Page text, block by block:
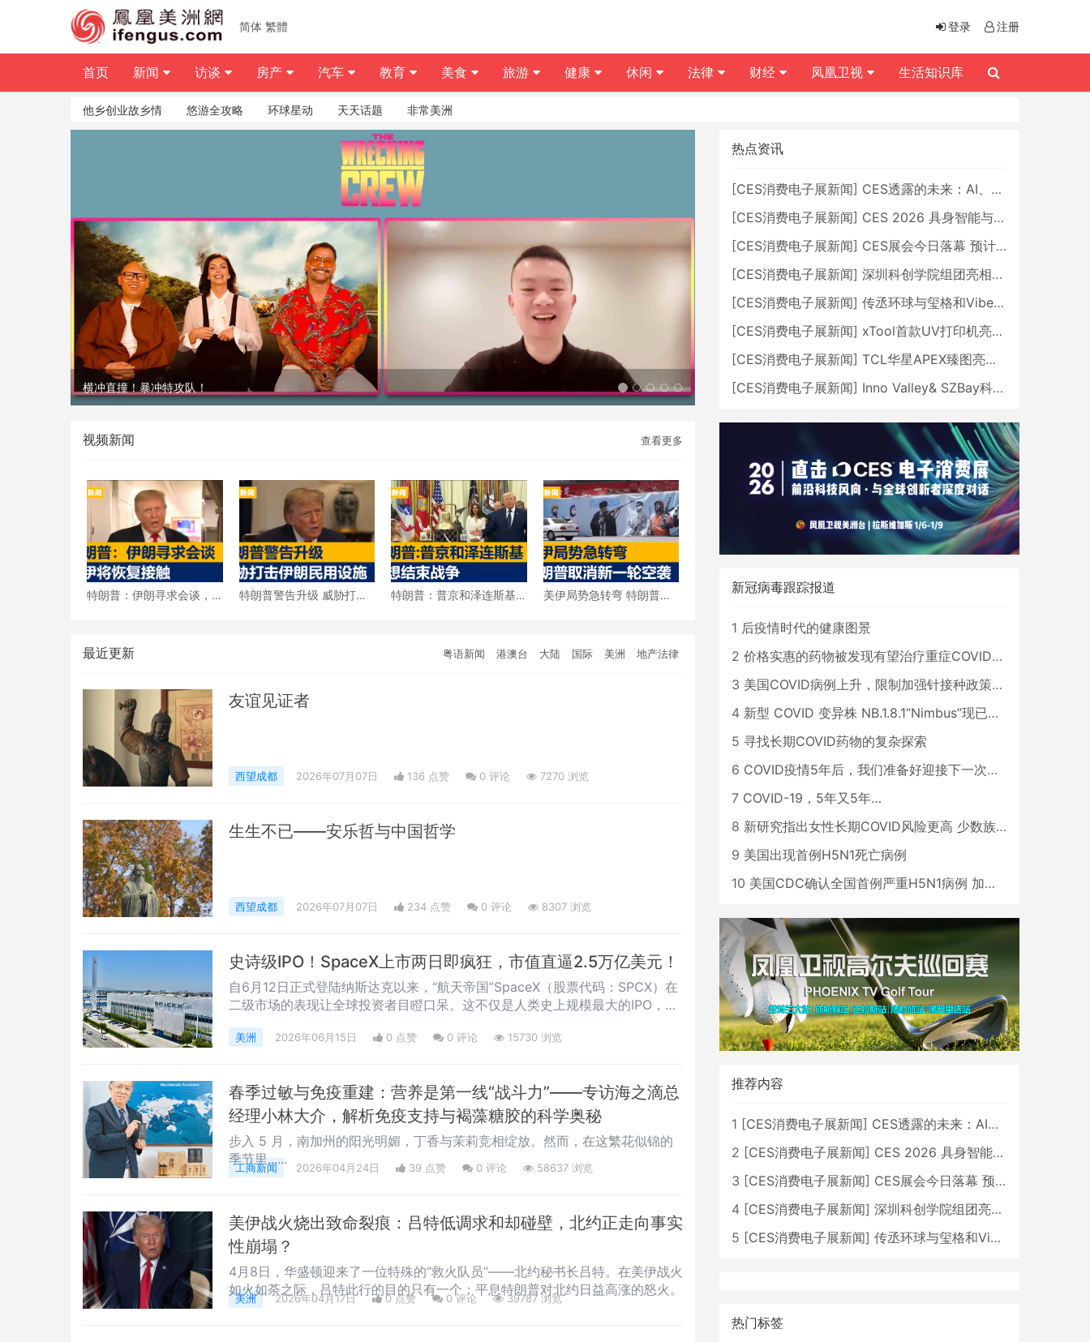
他乡创业故乡情 悠游全攻略 环球星动 天天话题 非常美洲
2026 CES 媒体日新奇展品抢先看
视频新闻 查看更多
特朗普：伊朗寻求会谈，
特朗普警告升级 威胁打击
特朗普：普京和泽连斯基
美伊局势急转弯 特朗普宣
最近更新 粤语新闻 港澳台 大陆 国际 美洲 地产法律
友谊见证者
西望成都 2026年07月07日 136 点赞 0 评论 7270 浏览
生生不已——安乐哲与中国哲学
西望成都 2026年07月07日 234 点赞 0 评论 8307 浏览
史诗级IPO！SpaceX上市两日即疯狂，市值直逼2.5万亿美元！
自6月12日正式登陆纳斯达克以来，“航天帝国”SpaceX（股票代码：SPCX）在
二级市场的表现让全球投资者目瞪口呆。这不仅是人类史上规模最大的IPO，其
美洲 2026年06月15日 0 点赞 0 评论 15730 浏览
春季过敏与免疫重建：营养是第一线“战斗力”——专访海之滴总
经理小林大介，解析免疫支持与褐藻糖胶的科学奥秘
步入 5 月，南加州的阳光明媚，丁香与茉莉竞相绽放。然而，在这繁花似锦的
季节里......
工商新闻 2026年04月24日 39 点赞 0 评论 58637 浏览
美伊战火烧出致命裂痕：吕特低调求和却碰壁，北约正走向事实
性崩塌？
4月8日，华盛顿迎来了一位特殊的“救火队员”——北约秘书长吕特。在美伊战火
如火如荼之际，吕特此行的目的只有一个：平息特朗普对北约日益高涨的怒火。
美洲 2026年04月17日 0 点赞 0评论 39787 浏览
热点资讯
[CES消费电子展新闻] CES透露的未来：AI、机器人与智能生活大爆发
[CES消费电子展新闻] CES 2026 具身智能与创新领域 中国公司大放异彩
[CES消费电子展新闻] CES展会今日落幕 预计2026行业收入将超五千亿美元
[CES消费电子展新闻] 深圳科创学院组团亮相CES 广受好评
[CES消费电子展新闻] 传丞环球与玺格和VibeLens共同推出全新耳机
[CES消费电子展新闻] xTool首款UV打印机亮相CES 全新AI创作智能体AImake重塑创意制造
[CES消费电子展新闻] TCL华星APEX臻图亮相CES
[CES消费电子展新闻] Inno Valley& SZBay科技创新中心携中国品牌亮相CES
新冠病毒跟踪报道
1 后疫情时代的健康图景
2 价格实惠的药物被发现有望治疗重症COVID患者
3 美国COVID病例上升，限制加强针接种政策即将出台
4 新型 COVID 变异株 NB.1.8.1“Nimbus”现已在美国占据主导地位
5 寻找长期COVID药物的复杂探索
6 COVID疫情5年后，我们准备好迎接下一次大流行了吗？
7 COVID-19，5年又5年…
8 新研究指出女性长期COVID风险更高 少数族裔儿童存在差异
9 美国出现首例H5N1死亡病例
10 美国CDC确认全国首例严重H5N1病例 加州进入紧急状态
推荐内容
1 [CES消费电子展新闻] CES透露的未来：AI、机器人与智能生活大爆发
2 [CES消费电子展新闻] CES 2026 具身智能与创新领域 中国公司大放异彩
3 [CES消费电子展新闻] CES展会今日落幕 预计2026行业收入将超五千亿美元
4 [CES消费电子展新闻] 深圳科创学院组团亮相CES 广受好评
5 [CES消费电子展新闻] 传丞环球与玺格和VibeLens共同推出全新耳机
热门标签
简体 繁體 登录 注册
首页 新闻 访谈 房产 汽车 教育 美食 旅游 健康 休闲 法律 财经 凤凰卫视 生活知识库